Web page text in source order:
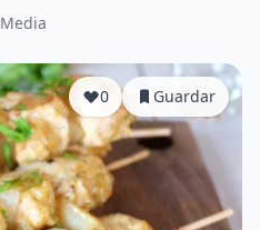
Media
0 Guardar